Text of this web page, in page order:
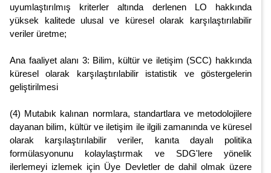
uyumlaştırılmış kriterler altında derlenen LO hakkında
yüksek kalitede ulusal ve küresel olarak karşılaştırılabilir
veriler üretme;
Ana faaliyet alanı 3: Bilim, kültür ve iletişim (SCC) hakkında
küresel olarak karşılaştırılabilir istatistik ve göstergelerin
geliştirilmesi
(4) Mutabık kalınan normlara, standartlara ve metodolojilere
dayanan bilim, kültür ve iletişim ile ilgili zamanında ve küresel
olarak karşılaştırılabilir veriler, kanıta dayalı politika
formülasyonunu kolaylaştırmak ve SDG'lere yönelik
ilerlemeyi izlemek için Üye Devletler de dahil olmak üzere